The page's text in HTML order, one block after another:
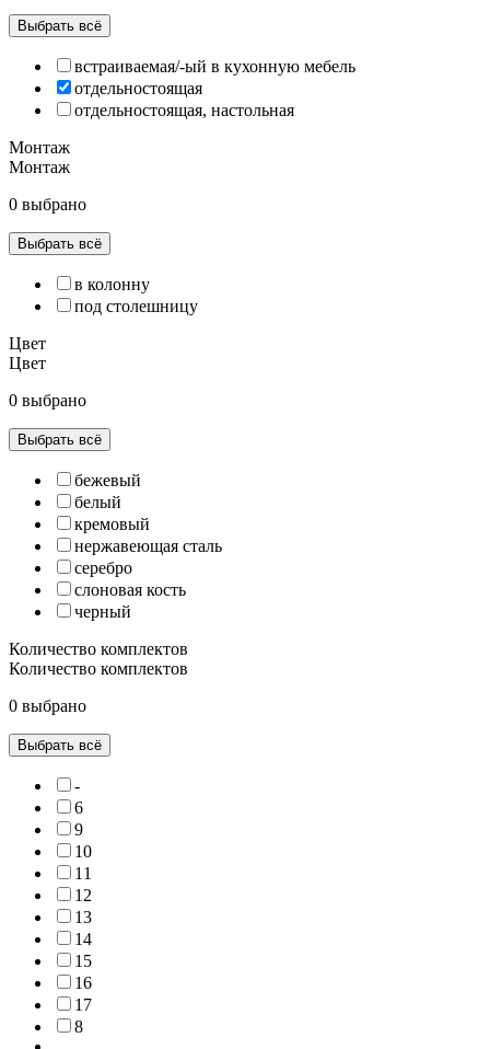
Выбрать всё
встраиваемая/-ый в кухонную мебель
отдельностоящая
отдельностоящая, настольная
Монтаж
Монтаж
0 выбрано
Выбрать всё
в колонну
под столешницу
Цвет
Цвет
0 выбрано
Выбрать всё
бежевый
белый
кремовый
нержавеющая сталь
серебро
слоновая кость
черный
Количество комплектов
Количество комплектов
0 выбрано
Выбрать всё
-
6
9
10
11
12
13
14
15
16
17
8